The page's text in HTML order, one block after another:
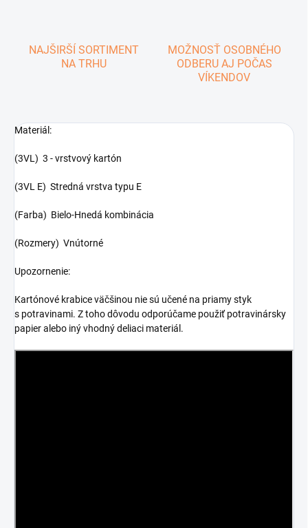
NAJŠIRŠÍ SORTIMENT
NA TRHU
MOŽNOSŤ OSOBNÉHO
ODBERU AJ POČAS
VÍKENDOV
Materiál:
(3VL) 3 - vrstvový kartón
(3VL E) Stredná vrstva typu E
(Farba) Bielo-Hnedá kombinácia
(Rozmery) Vnútorné
Upozornenie:
Kartónové krabice väčšinou nie sú učené na priamy styk
s potravinami. Z toho dôvodu odporúčame použiť potravinársky
papier alebo iný vhodný deliaci materiál.